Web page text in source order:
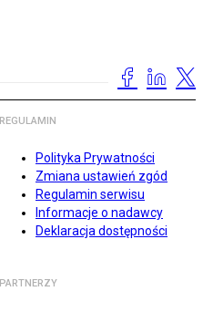
REGULAMIN
Polityka Prywatności
Zmiana ustawień zgód
Regulamin serwisu
Informacje o nadawcy
Deklaracja dostępności
PARTNERZY